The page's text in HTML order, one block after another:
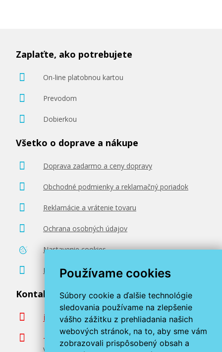
Používame cookies
Súbory cookie a ďalšie technológie
sledovania používame na zlepšenie
vášho zážitku z prehliadania našich
webových stránok, na to, aby sme vám
zobrazovali prispôsobený obsah a
Zaplaťte, ako potrebujete
On-line platobnou kartou
Prevodom
Dobierkou
Všetko o doprave a nákupe
Doprava zadarmo a ceny dopravy
Obchodné podmienky a reklamačný poriadok
Reklamácie a vrátenie tovaru
Ochrana osobných údajov
Nastavenie cookies
Poradenstvo zadarmo
Kontaktujte nás
info@miroluk.sk
+420 377 222 313
Volajte v pracovné dni od 8. do 17. hod.